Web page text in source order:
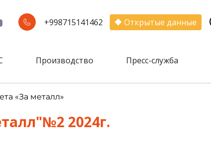
+998715141462 Открытые данные
Производство Пресс-служба
«За металл»
2024г.